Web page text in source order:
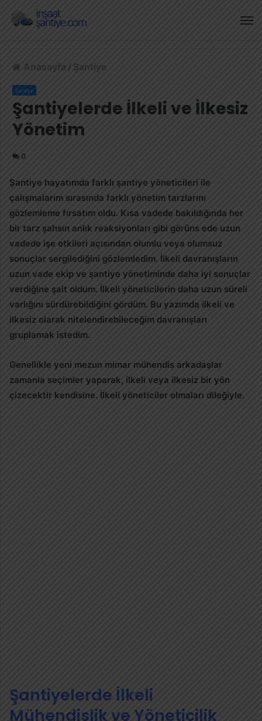
Anasayfa / Şantiye
Şantiye
Şantiyelerde İlkeli ve İlkesiz
Yönetim
0
Şantiye hayatımda farklı şantiye yöneticileri ile
çalışmalarım sırasında farklı yönetim tarzlarını
gözlemleme fırsatım oldu. Kısa vadede bakıldığında her
bir tarz şahsın anlık reaksiyonları gibi görüns ede uzun
vadede işe etkileri açısından olumlu veya olumsuz
sonuçlar sergilediğini gözlemledim. İlkeli davranışların
uzun vade ekip ve şantiye yönetiminde daha iyi sonuçlar
verdiğine şait oldum. İlkeli yöneticilerin daha uzun süreli
varlığını sürdürebildiğini gördüm. Bu yazımda ilkeli ve
ilkesiz olarak nitelendirebileceğim davranışları
gruplamak istedim.
Genellikle yeni mezun mimar mühendis arkadaşlar
zamanla seçimler yaparak, ilkeli veya ilkesiz bir yön
çizecektir kendisine. İlkeli yöneticiler olmaları dileğiyle.
Şantiyelerde İlkeli
Mühendislik ve Yöneticilik